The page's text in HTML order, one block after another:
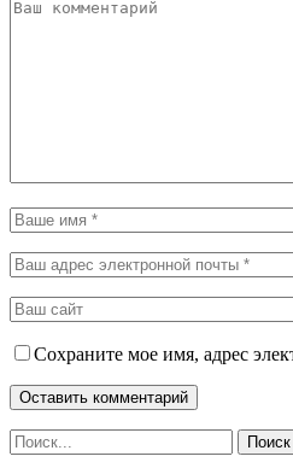
Сохраните мое имя, адрес